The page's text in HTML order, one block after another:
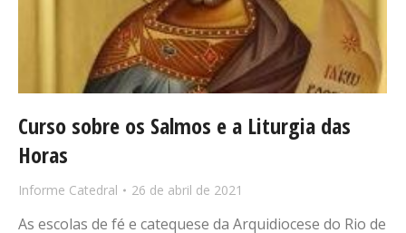
Curso sobre os Salmos e a Liturgia das
Horas
Informe Catedral 26 de abril de 2021
As escolas de fé e catequese da Arquidiocese do Rio de